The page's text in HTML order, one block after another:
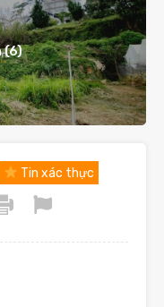
(6)
Tin xác thực